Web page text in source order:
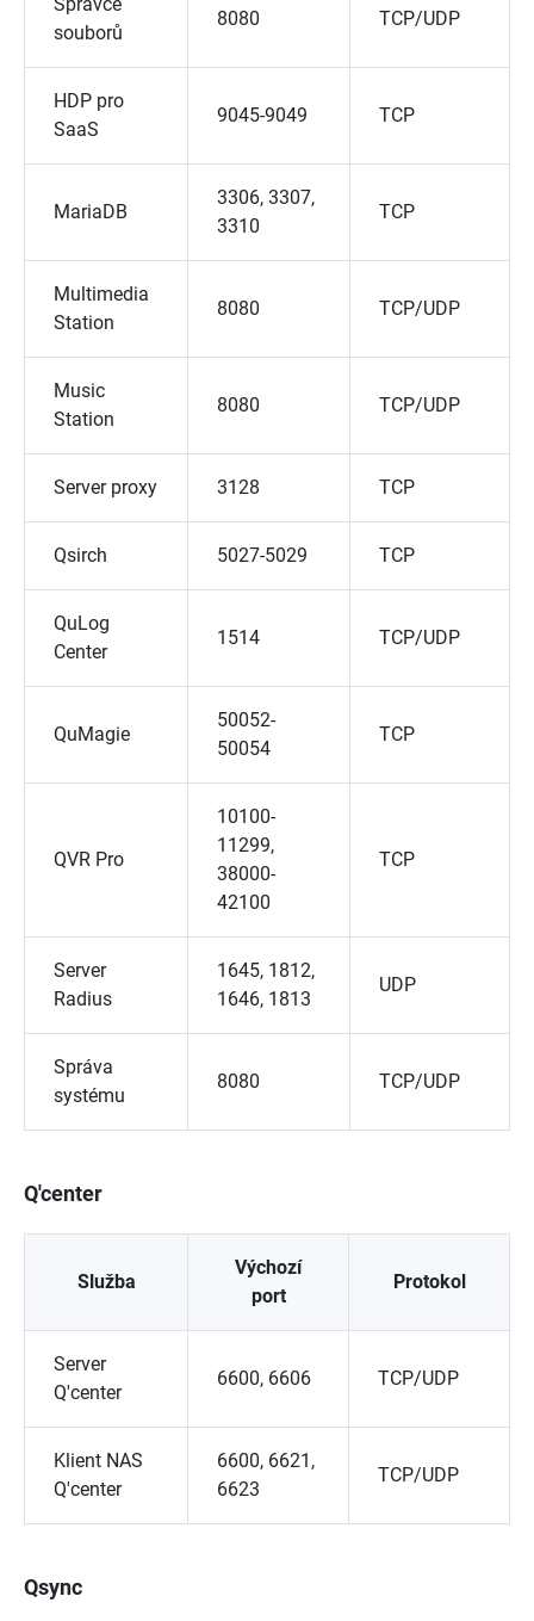
souborů
8080 TCP/UDP
HDP pro
SaaS
9045-9049 TCP
MariaDB
3306, 3307,
3310
TCP
Multimedia
Station
8080 TCP/UDP
Music
Station
8080 TCP/UDP
Server proxy 3128 TCP
Qsirch 5027-5029 TCP
QuLog
Center
1514 TCP/UDP
QuMagie
50052-
50054
TCP
QVR Pro
10100-
11299,
38000-
42100
TCP
Server
Radius
1645, 1812,
1646, 1813
UDP
Správa
systému
8080 TCP/UDP
Q'center
Služba
Výchozí
port
Protokol
Server
Q'center
6600, 6606 TCP/UDP
Klient NAS
Q'center
6600, 6621,
6623
TCP/UDP
Qsync